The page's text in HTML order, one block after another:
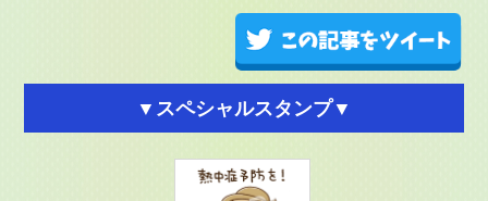
▼スペシャルスタンプ▼